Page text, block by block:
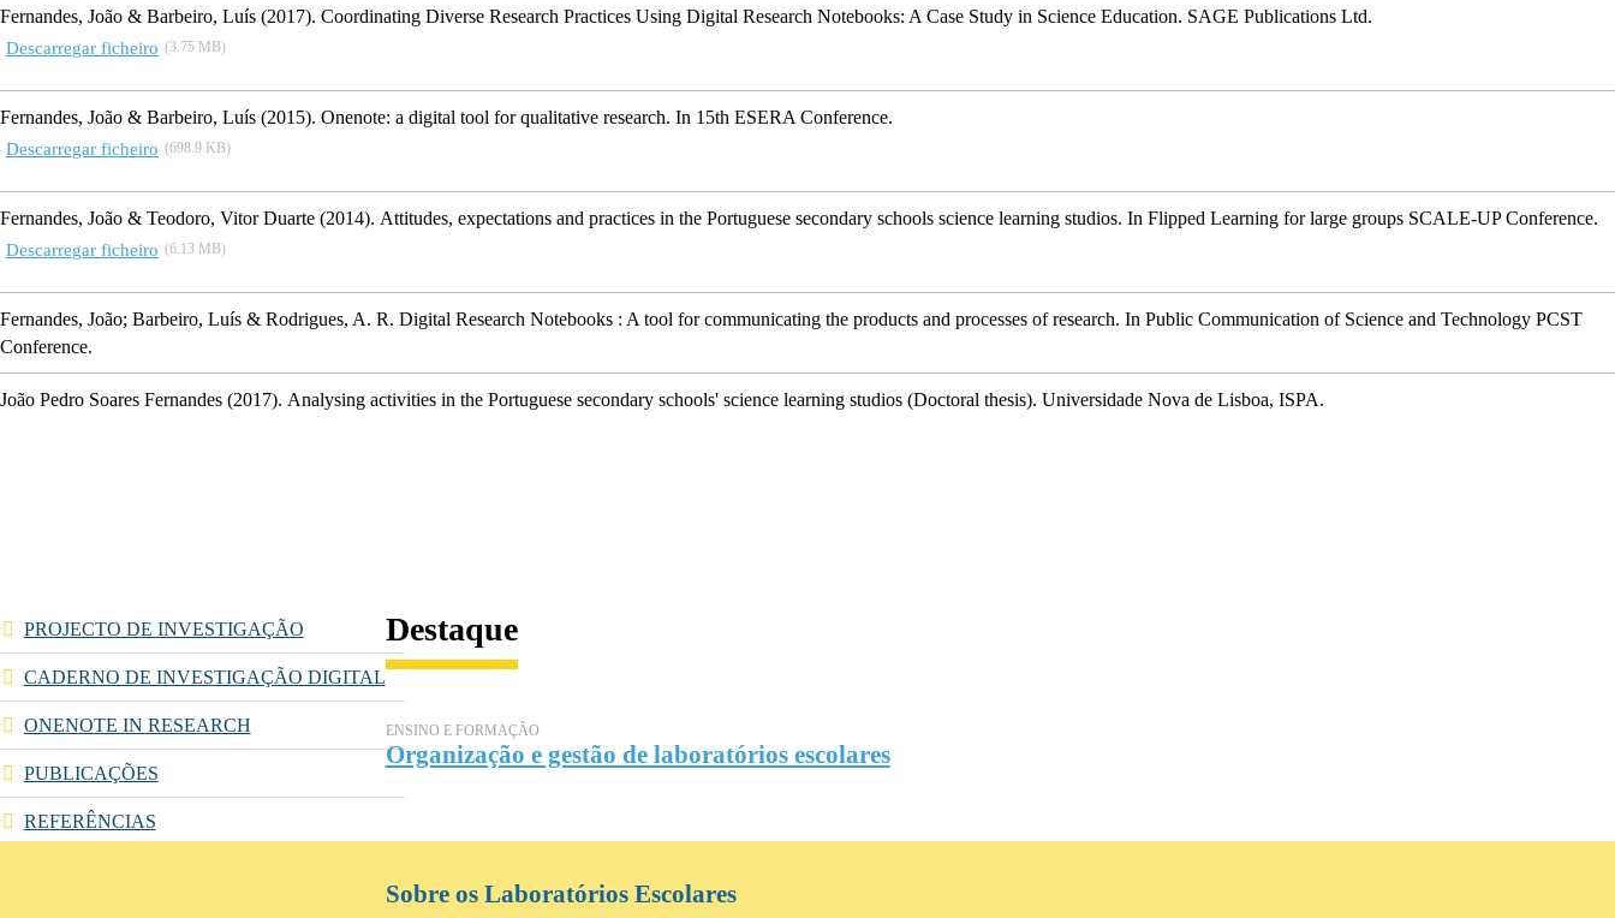
Fernandes, João & Barbeiro, Luís (2017). Coordinating Diverse Research Practices Using Digital Research Notebooks: A Case Study in Science Education. SAGE Publications Ltd.
Descarregar ficheiro (3.75 MB)
Fernandes, João & Barbeiro, Luís (2015). Onenote: a digital tool for qualitative research. In 15th ESERA Conference.
Descarregar ficheiro (698.9 KB)
Fernandes, João & Teodoro, Vitor Duarte (2014). Attitudes, expectations and practices in the Portuguese secondary schools science learning studios. In Flipped Learning for large groups SCALE-UP Conference.
Descarregar ficheiro (6.13 MB)
Fernandes, João; Barbeiro, Luís & Rodrigues, A. R. Digital Research Notebooks : A tool for communicating the products and processes of research. In Public Communication of Science and Technology PCST
Conference.
João Pedro Soares Fernandes (2017). Analysing activities in the Portuguese secondary schools' science learning studios (Doctoral thesis). Universidade Nova de Lisboa, ISPA.
PROJECTO DE INVESTIGAÇÃO
CADERNO DE INVESTIGAÇÃO DIGITAL
ONENOTE IN RESEARCH
PUBLICAÇÕES
REFERÊNCIAS
Destaque
ENSINO E FORMAÇÃO
Organização e gestão de laboratórios escolares
Sobre os Laboratórios Escolares